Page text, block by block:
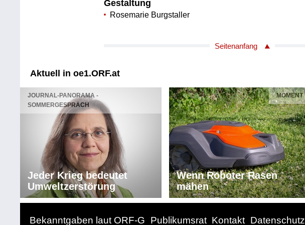
Gestaltung
Rosemarie Burgstaller
Seitenanfang
Aktuell in oe1.ORF.at
JOURNAL-PANORAMA -
SOMMERGESPRÄCH
Jeder Krieg bedeutet
Umweltzerstörung
MOMENT
Wenn Roboter Rasen
mähen
Bekanntgaben laut ORF-G Publikumsrat Kontakt Datenschutz